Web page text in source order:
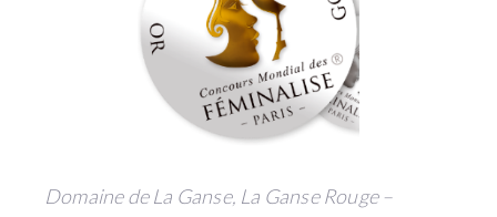
Domaine de La Ganse, La Ganse Rouge –